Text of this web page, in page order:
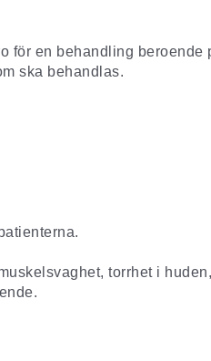
för en behandling beroende
ska behandlas.
torrhet i